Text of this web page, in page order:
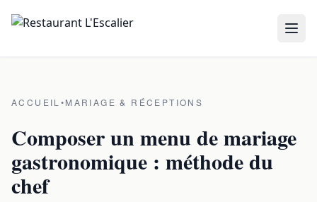
ACCUEIL •MARIAGE & RÉCEPTIONS
Composer un menu de mariage
gastronomique : méthode du
chef